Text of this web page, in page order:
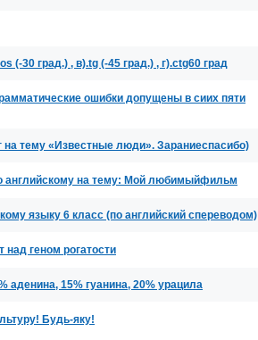
(-30 град.) , в).tg (-45 град.) , г).ctg60 град
ошибки допущены в сиих пяти
тему «Известные люди». Зараниеспасибо)
на тему: Мой любимыйфильм
языку 6 класс (по английский спереводом)
над геном рогатости
аденина, 15% гуанина, 20% урацила
Будь-яку!